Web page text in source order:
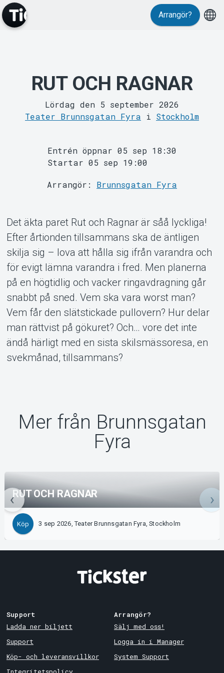
MyTickster
Support
Om Tickster
Arrangör?
RUT OCH RAGNAR
Lördag den 5 september 2026
Teater Brunnsgatan Fyra i Stockholm
Entrén öppnar 05 sep 18:30
Startar 05 sep 19:00
Arrangör: Brunnsgatan Fyra
Det äkta paret Rut och Ragnar är såå lyckliga!
Efter årtionden tillsammans ska de äntligen
skilja sig – lova att hålla sig ifrån varandra och
för evigt lämna varandra i fred. Men planerna
på en högtidlig och vacker ringavdragning går
snabbt på sned. Vem ska vara worst man?
Vem får den slätstickade pullovern? Hur delar
man rättvist på gökuret? Och… vore det inte
ändå härligt med en sista skilsmässoresa, en
svekmånad, tillsammans?
Mer från Brunnsgatan
Fyra
RUT OCH RAGNAR
Köp 3 sep 2026, Teater Brunnsgatan Fyra, Stockholm
Support
Ladda ner biljett
Support
Köp- och leveransvillkor
Arrangör?
Sälj med oss!
Logga in i Manager
System Support